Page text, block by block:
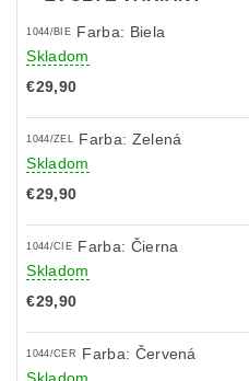
1044/BIE
Farba: Biela
Skladom
€29,90
1044/ZEL
Farba: Zelená
Skladom
€29,90
1044/CIE
Farba: Čierna
Skladom
€29,90
1044/CER
Farba: Červená